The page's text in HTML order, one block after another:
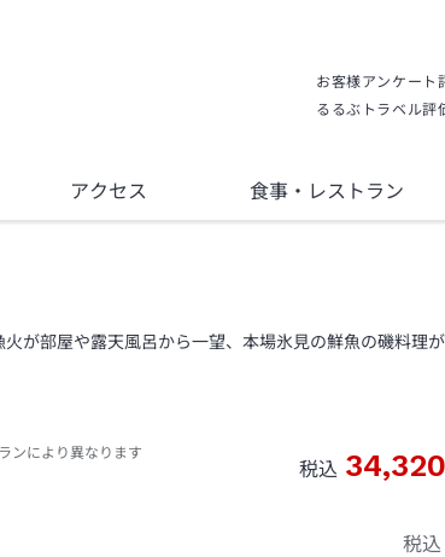
お客様アンケート
るるぶトラベル評
アクセス 食事・レストラン
が部屋や露天風呂から一望、本場氷見の鮮魚の磯料理
ンにより異なります
税込 34,320
税込